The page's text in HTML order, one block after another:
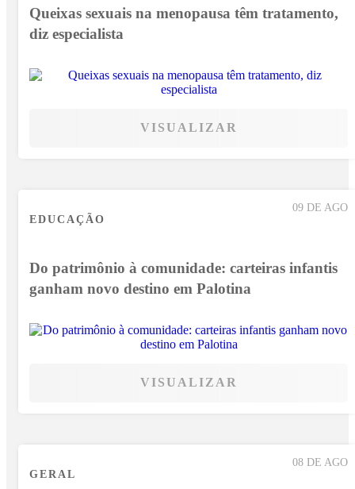
Queixas sexuais na menopausa têm tratamento,
diz especialista
VISUALIZAR
09 DE AGO
EDUCAÇÃO
Do patrimônio à comunidade: carteiras infantis
ganham novo destino em Palotina
VISUALIZAR
08 DE AGO
GERAL